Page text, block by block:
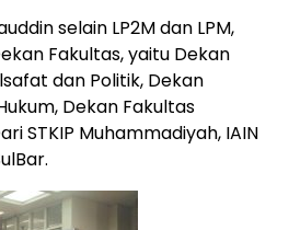
selain LP2M dan LPM,
Fakultas, yaitu Dekan
dan Politik, Dekan
Dekan Fakultas
STKIP Muhammadiyah, IAIN